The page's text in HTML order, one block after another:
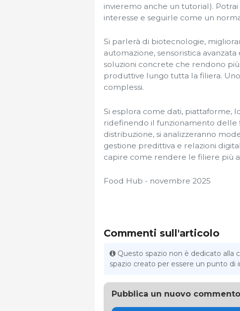
invieremo anche un tutorial).
interesse e seguirle come un
Si parlerà di biotecnologie,
automazione, sensoristica
soluzioni concrete che rendono
produttive lungo tutta la filiera.
complessi.
Si esplora come dati, piattaforme,
ridefinendo il funzionamento
distribuzione, si analizzeranno
gestione predittiva e relazioni
capire come rendere le filiere più
Food Hub - novembre 2025
Commenti sull'articolo
Questo spazio non è dedicato alla
spazio creato per essere un punto
Pubblica un nuovo commento